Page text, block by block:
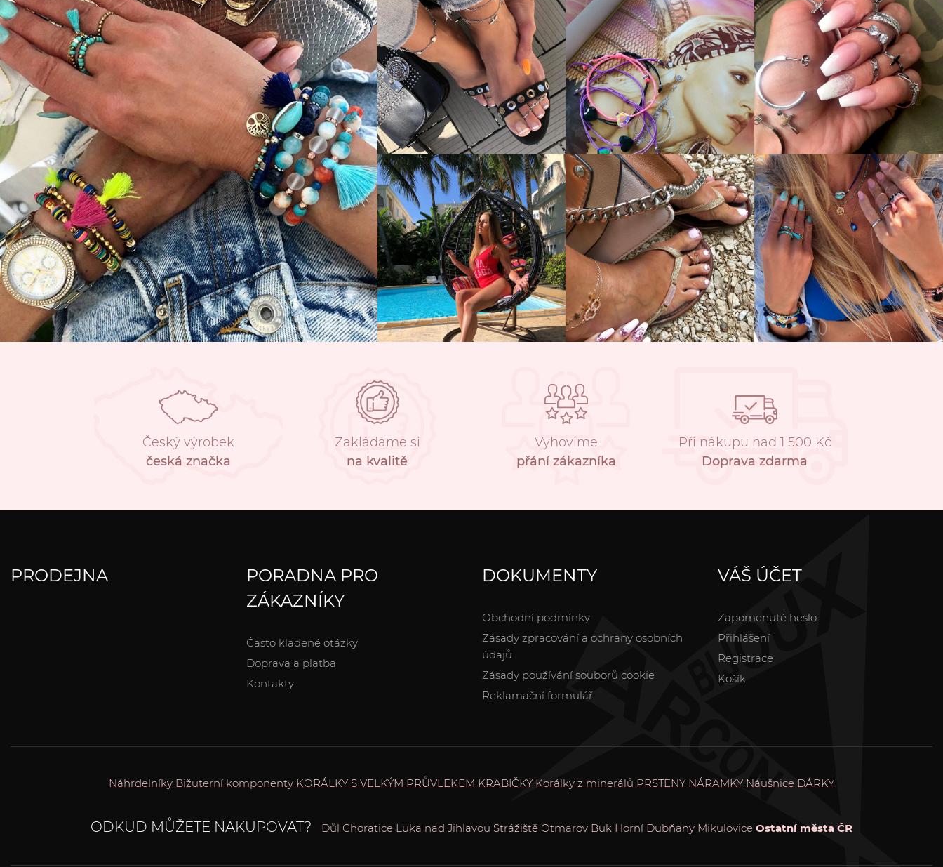
Český výrobek
česká značka
Zakládáme si
na kvalitě
Vyhovíme
přání zákazníka
Při nákupu nad 1 500 Kč
Doprava zdarma
PRODEJNA
PORADNA PRO
ZÁKAZNÍKY
Často kladené otázky
Doprava a platba
Kontakty
DOKUMENTY
Obchodní podmínky
Zásady zpracování a ochrany osobních
údajů
Zásady používání souborů cookie
Reklamační formulář
VÁŠ ÚČET
Zapomenuté heslo
Přihlášení
Registrace
Košík
Náhrdelníky Bižuterní komponenty KORÁLKY S VELKÝM PRŮVLEKEM KRABIČKY Korálky z minerálů PRSTENY NÁRAMKY Náušnice DÁRKY
ODKUD MŮŽETE NAKUPOVAT? Důl Choratice Luka nad Jihlavou Strážiště Otmarov Buk Horní Dubňany Mikulovice Ostatní města ČR